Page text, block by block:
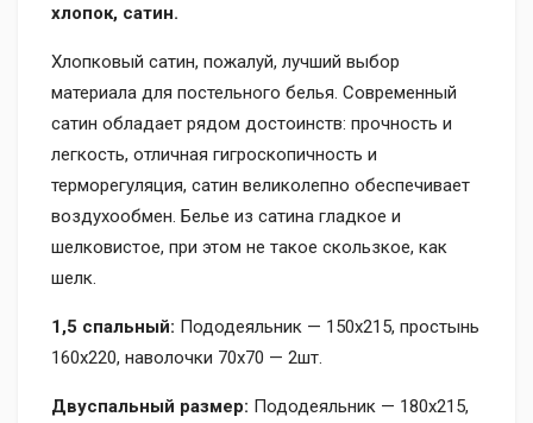
хлопок, сатин.
Хлопковый сатин, пожалуй, лучший выбор
материала для постельного белья. Современный
сатин обладает рядом достоинств: прочность и
легкость, отличная гигроскопичность и
терморегуляция, сатин великолепно обеспечивает
воздухообмен. Белье из сатина гладкое и
шелковистое, при этом не такое скользкое, как
шелк.
1,5 спальный: Пододеяльник — 150х215, простынь
160х220, наволочки 70х70 — 2шт.
Двуспальный размер: Пододеяльник — 180х215,